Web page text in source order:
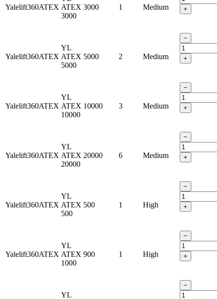
Yalelift360ATEX ATEX
3000
3000 1 Medium +
Yalelift360ATEX
YL
ATEX
5000
5000 2 Medium
−
+
Yalelift360ATEX
YL
ATEX
10000
10000 3 Medium
−
+
Yalelift360ATEX
YL
ATEX
20000
20000 6 Medium
−
+
Yalelift360ATEX
YL
ATEX
500
500 1 High
−
+
Yalelift360ATEX
YL
ATEX
1000
900 1 High
−
+
YL
−